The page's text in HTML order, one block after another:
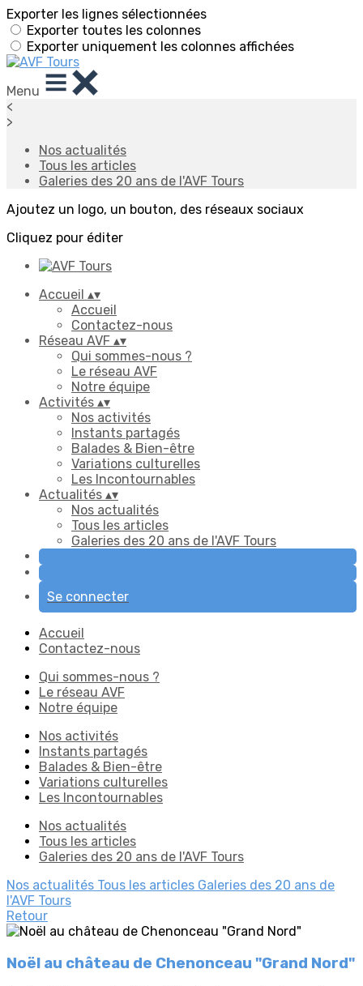
Exporter les lignes sélectionnées
Exporter toutes les colonnes
Exporter uniquement les colonnes affichées
Menu
<
>
Nos actualités
Tous les articles
Galeries des 20 ans de l'AVF Tours
Ajoutez un logo, un bouton, des réseaux sociaux
Cliquez pour éditer
Accueil ▴▾
Accueil
Contactez-nous
Réseau AVF ▴▾
Qui sommes-nous ?
Le réseau AVF
Notre équipe
Activités ▴▾
Nos activités
Instants partagés
Balades & Bien-être
Variations culturelles
Les Incontournables
Actualités ▴▾
Nos actualités
Tous les articles
Galeries des 20 ans de l'AVF Tours
Se connecter
Accueil
Contactez-nous
Qui sommes-nous ?
Le réseau AVF
Notre équipe
Nos activités
Instants partagés
Balades & Bien-être
Variations culturelles
Les Incontournables
Nos actualités
Tous les articles
Galeries des 20 ans de l'AVF Tours
Nos actualités Tous les articles Galeries des 20 ans de
l'AVF Tours
Retour
Noël au château de Chenonceau "Grand Nord"